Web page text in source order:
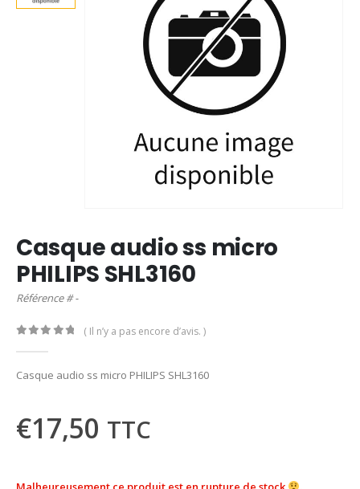
Casque audio ss micro
PHILIPS SHL3160
Référence # -
( Il n’y a pas encore d’avis. )
Casque audio ss micro PHILIPS SHL3160
€17,50 TTC